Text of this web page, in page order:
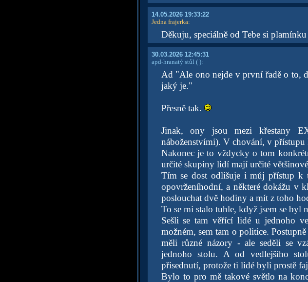
14.05.2026 19:33:22
Jedna frajerka:
Děkuju, speciálně od Tebe si
30.03.2026 12:45:31
apd-hranatý stůl ( ):
Ad "Ale ono nejde v první řadě o to,
jaký je."
Přesně tak.
Jinak, ony jsou mezi křestany
náboženstvími). V chování, v
Nakonec je to vždycky o tom
určité skupiny lidí mají určité
Tím se dost odlišuje i můj přístup k
opovrženíhodní, a některé dokážu v
poslouchat dvě hodiny a mít z toho
To se mi stalo tuhle, když jsem se byl
Sešli se tam věřící lidé u jednoho
možném, sem tam o politice.
měli různé názory - ale seděli se
jednoho stolu. A od vedlejšího
přisednutí, protože ti lidé byli prostě
Bylo to pro mě takové světlo na